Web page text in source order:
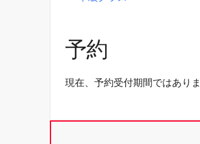
予約
現在、予約受付期間ではありま